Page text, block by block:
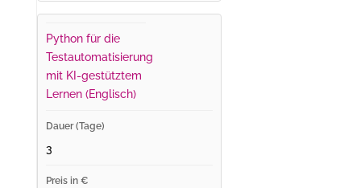
Python für die
Testautomatisierung
mit KI-gestütztem
Lernen (Englisch)
3